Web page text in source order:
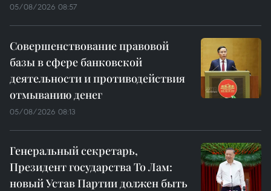
05/08/2026 08:57
Совершенствование правовой
базы в сфере банковской
деятельности и противодействия
отмыванию денег
05/08/2026 08:13
Генеральный секретарь,
Президент государства То Лам:
новый Устав Партии должен быть